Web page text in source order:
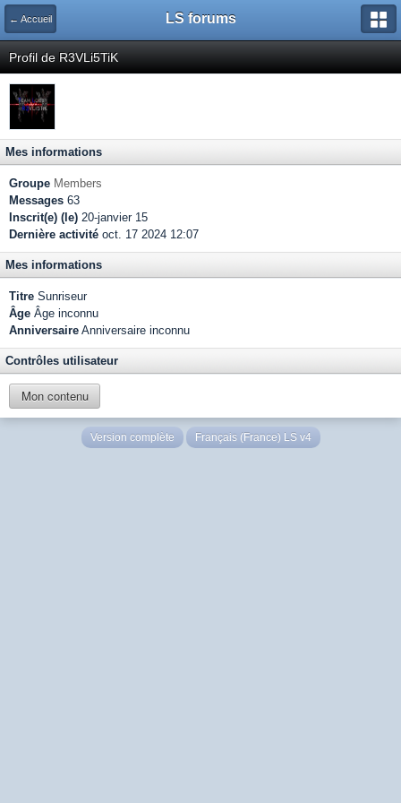
← Accueil LS forums
Profil de R3VLi5TiK
Mes informations
Groupe Members
Messages 63
Inscrit(e) (le) 20-janvier 15
Dernière activité oct. 17 2024 12:07
Mes informations
Titre Sunriseur
Âge Âge inconnu
Anniversaire Anniversaire inconnu
Contrôles utilisateur
Mon contenu
Version complète Français (France) LS v4